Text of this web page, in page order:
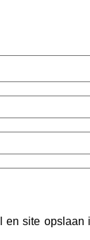
en site opslaan